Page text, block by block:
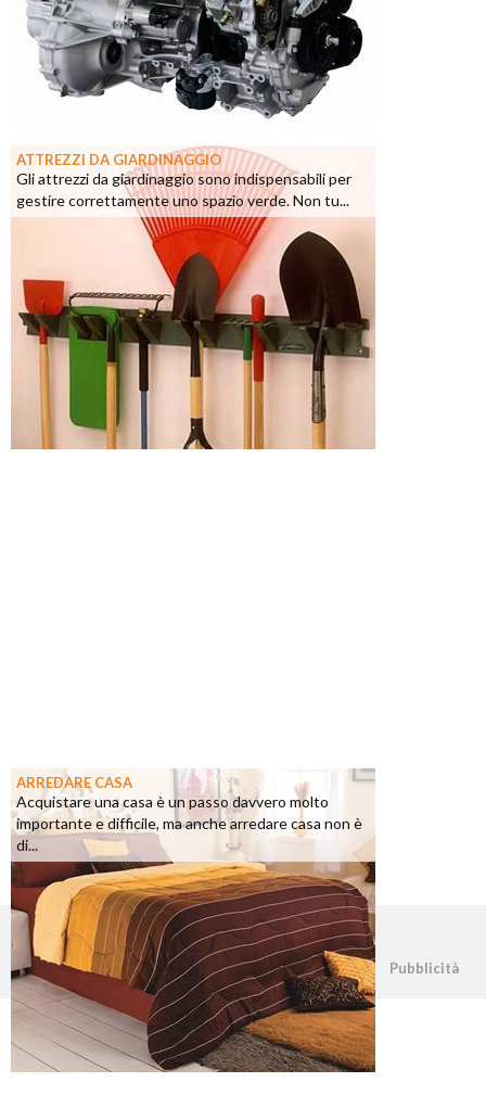
ATTREZZI DA GIARDINAGGIO
Gli attrezzi da giardinaggio sono indispensabili per
gestire correttamente uno spazio verde. Non tu...
ARREDARE CASA
Acquistare una casa è un passo davvero molto
importante e difficile, ma anche arredare casa non è
di...
©2026 - casapratica.net - p.iva 03338800984 Pubblicità